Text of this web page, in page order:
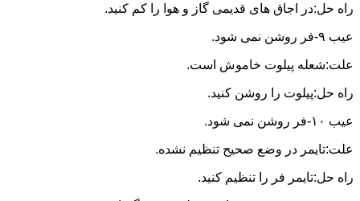
راه حل:در اجاق های قدیمی گاز و هوا را کم کنید.
عیب ۹-فر روشن نمی شود.
علت:شعله پیلوت خاموش است.
راه حل:پیلوت را روشن کنید.
عیب ۱۰-فر روشن نمی شود.
علت:تایمر در وضع صحیح تنظیم نشده.
راه حل:تایمر فر را تنظیم کنید.